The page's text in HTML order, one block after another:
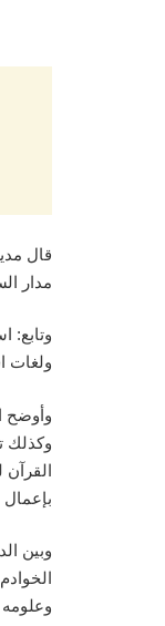
قال
مدار
ولغات
وأوضح
وكذلك
وبين